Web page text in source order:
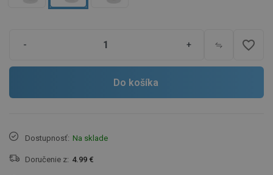
- + favorite_border
Do košíka
Dostupnosť: Na sklade
Doručenie z: 4.99 €